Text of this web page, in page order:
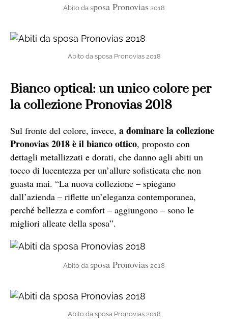
Abito da sposa Pronovias 2018
Abito da sposa Pronovias 2018
Bianco optical: un unico colore per
la collezione Pronovias 2018
Sul fronte del colore, invece, a dominare la collezione
Pronovias 2018 è il bianco ottico, proposto con
dettagli metallizzati e dorati, che danno agli abiti un
tocco di lucentezza per un’allure sofisticata che non
guasta mai. “La nuova collezione – spiegano
dall’azienda – riflette un’eleganza contemporanea,
perché bellezza e comfort – aggiungono – sono le
migliori alleate della sposa”.
Abito da sposa Pronovias 2018
Abito da sposa Pronovias 2018